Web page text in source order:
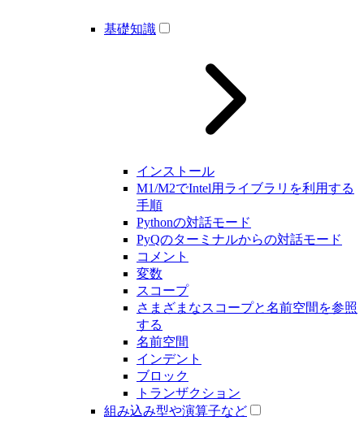
基礎知識
インストール
M1/M2でIntel用ライブラリを利用する
手順
Pythonの対話モード
PyQのターミナルからの対話モード
コメント
変数
スコープ
さまざまなスコープと名前空間を参照
する
名前空間
インデント
ブロック
トランザクション
組み込み型や演算子など